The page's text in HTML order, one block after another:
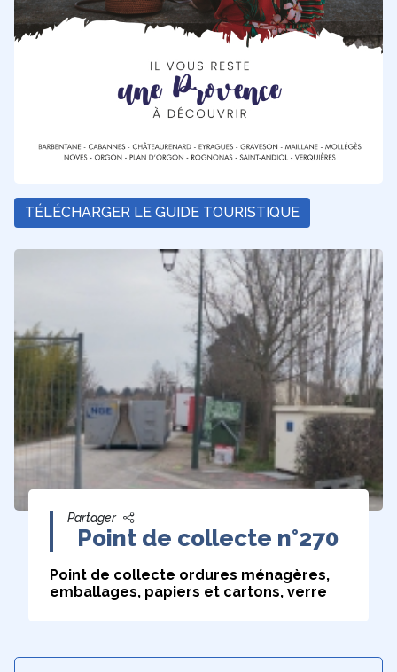
TÉLÉCHARGER LE GUIDE TOURISTIQUE
Partager
Point de collecte n°270
Point de collecte ordures ménagères,
emballages, papiers et cartons, verre